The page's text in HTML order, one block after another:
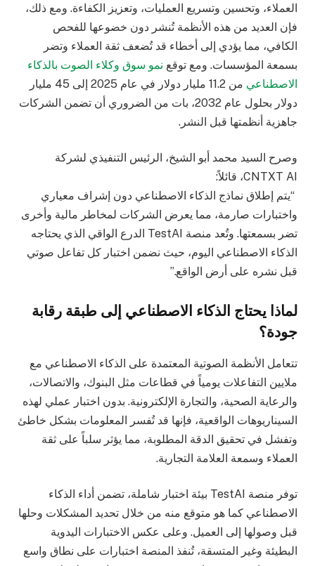
العملاء، وتحسين وتسريع العمليات، وتعزيز الكفاءة. ومع ذلك،
فإن العديد من هذه الأنظمة تُنشر دون خضوعها للفحص
الكافي، مما يؤدي إلى أخطاء قد تُضعف ثقة العملاء وتضر
بسمعة المؤسسات. ومع توقع نمو سوق وكلاء الصوت بالذكاء
الاصطناعي
من 11.2 مليار دولار في عام 2025 إلى 45 مليار
دولار بحلول عام 2032، بات من الضروري أن تضمن الشركات
جاهزية أنظمتها قبل النشر.
وصرح السيد محمد أبو الشيخ، الرئيس التنفيذي لشركة
CNTXT AI، قائلاً:
“يتم إطلاق نماذج الذكاء الاصطناعي دون إشراف معياري
واختبارات صارمة، مما يعرض الشركات لمخاطر مالية وأخرى
تضر بسمعتها. وتُعد منصة TestAI الدرع الواقي الذي يحتاجه
الذكاء الاصطناعي اليوم، حيث نضمن اختبار كل تفاعل صوتي
قبل نشره على أرض الواقع.”
لماذا يحتاج الذكاء الاصطناعي إلى طبقة رقابة
جودة؟
تتعامل الأنظمة الصوتية المعتمدة على الذكاء الاصطناعي مع
ملايين التفاعلات يومياً في قطاعات مثل البنوك، والاتصالات،
والرعاية الصحية، والتجارة الإلكترونية. بدون اختبار عملي لهذه
السيناريوهات الواقعية، فإنها قد تُفسر المعلومات بشكل خاطئ
وتفشل في تحقيق الدقة المطلوبة، مما يؤثر سلباً على ثقة
العملاء وسمعة العلامة التجارية.
توفر منصة TestAI بيئة اختبار شاملة، تضمن أداء الذكاء
الاصطناعي كما هو متوقع منه من خلال تحديد المشكلات وحلها
قبل وصولها إلى العميل. وعلى عكس الاختبارات اليدوية
البطيئة وغير المتسقة، تُنفذ المنصة اختبارات على نطاق واسع